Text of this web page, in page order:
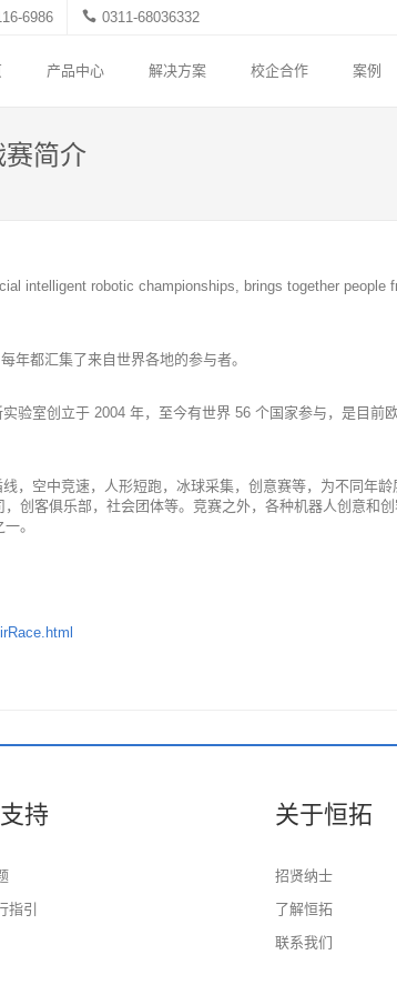
6986 0311-68036332
产品中心 解决方案 校企合作 案例
赛简介
intelligent robotic championships, brings together
年都汇集了来自世界各地的参与者。
室创立于 2004 年，至今有世界 56 个国家参与，是目前
空中竞速，人形短跑，冰球采集，创意赛等，为不同年龄
创客俱乐部，社会团体等。竞赛之外，各种机器人创意和
。
持
指引
关于恒拓
招贤纳士
了解恒拓
联系我们